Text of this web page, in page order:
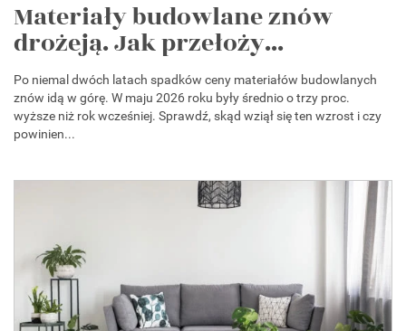
Materiały budowlane znów
drożeją. Jak przełoży...
Po niemal dwóch latach spadków ceny materiałów budowlanych
znów idą w górę. W maju 2026 roku były średnio o trzy proc.
wyższe niż rok wcześniej. Sprawdź, skąd wziął się ten wzrost i czy
powinien...